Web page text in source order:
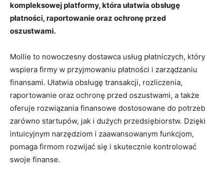
kompleksowej platformy, która ułatwia obsługę
płatności, raportowanie oraz ochronę przed
oszustwami.
Mollie to nowoczesny dostawca usług płatniczych, który
wspiera firmy w przyjmowaniu płatności i zarządzaniu
finansami. Ułatwia obsługę transakcji, rozliczenia,
raportowanie oraz ochronę przed oszustwami, a także
oferuje rozwiązania finansowe dostosowane do potrzeb
zarówno startupów, jak i dużych przedsiębiorstw. Dzięki
intuicyjnym narzędziom i zaawansowanym funkcjom,
pomaga firmom rozwijać się i skutecznie kontrolować
swoje finanse.